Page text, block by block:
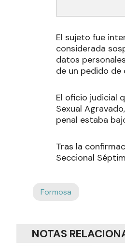
El sujeto fue
considerada
datos
de un pedido
El oficio judicial
Sexual
penal estaba
Tras la
Seccional
Formosa
NOTAS